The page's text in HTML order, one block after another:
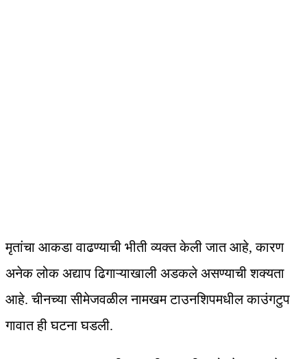
मृतांचा आकडा वाढण्याची भीती व्यक्त केली जात आहे, कारण
अनेक लोक अद्याप ढिगाऱ्याखाली अडकले असण्याची शक्यता
आहे. चीनच्या सीमेजवळील नामखम टाउनशिपमधील काउंगटुप
गावात ही घटना घडली.